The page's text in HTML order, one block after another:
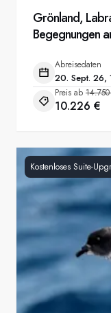
Grönland,
Begegnungen
Abreisedaten
20. Sept. 26,
Preis ab
10.226 €
Kostenloses Suite-